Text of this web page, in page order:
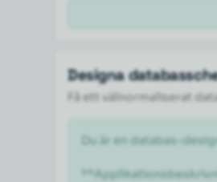
Designa
Få ett välnormaliserat
Du är en databas-